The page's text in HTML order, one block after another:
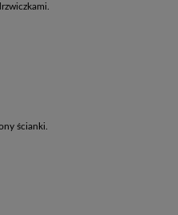
ścianki.